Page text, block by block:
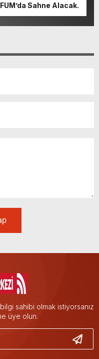
Sahne Alacak.
sahibi olmak istiyorsanız
üye olun.